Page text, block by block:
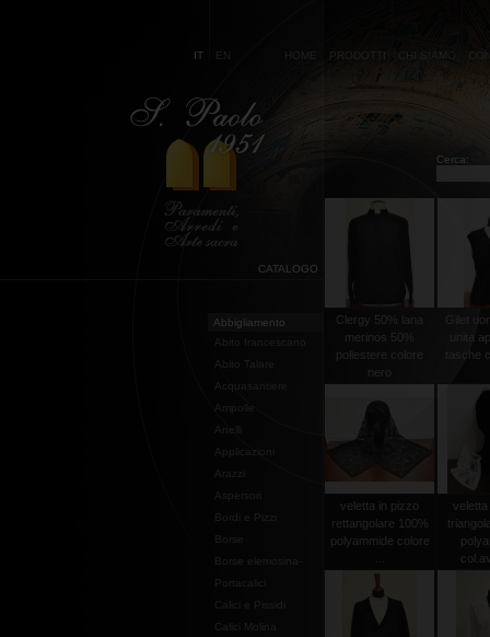
IT EN HOME PRODOTTI CHI SIAMO
Cerca:
CATALOGO
Abbigliamento
Abito francescano
Abito Talare
Acquasantiere
Ampolle
Anelli
Applicazioni
Arazzi
Aspersori
Bordi e Pizzi
Borse
Borse elemosina-
Portacalici
Calici e Pissidi
Calici Molina
Clergy 50% lana
merinos 50%
poliestere colore
nero
Gilet
unita
tasche
veletta in pizzo
rettangolare 100%
polyammide colore